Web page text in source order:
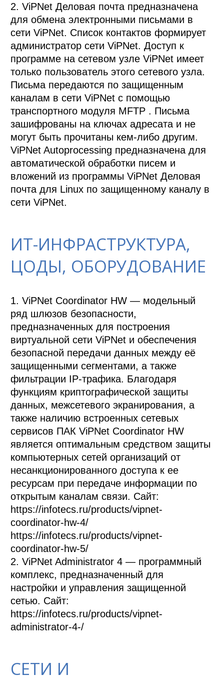
2. ViPNet Деловая почта предназначена
для обмена электронными письмами в
сети ViPNet. Список контактов формирует
администратор сети ViPNet. Доступ к
программе на сетевом узле ViPNet имеет
только пользователь этого сетевого узла.
Письма передаются по защищенным
каналам в сети ViPNet с помощью
транспортного модуля MFTP . Письма
зашифрованы на ключах адресата и не
могут быть прочитаны кем-либо другим.
ViPNet Autoprocessing предназначена для
автоматической обработки писем и
вложений из программы ViPNet Деловая
почта для Linux по защищенному каналу в
сети ViPNet.
ИТ-ИНФРАСТРУКТУРА,
ЦОДЫ, ОБОРУДОВАНИЕ
1. ViPNet Coordinator HW — модельный
ряд шлюзов безопасности,
предназначенных для построения
виртуальной сети ViPNet и обеспечения
безопасной передачи данных между её
защищенными сегментами, а также
фильтрации IP-трафика. Благодаря
функциям криптографической защиты
данных, межсетевого экранирования, а
также наличию встроенных сетевых
сервисов ПАК ViPNet Coordinator HW
является оптимальным средством защиты
компьютерных сетей организаций от
несанкционированного доступа к ее
ресурсам при передаче информации по
открытым каналам связи. Сайт:
https://infotecs.ru/products/vipnet-
coordinator-hw-4/
https://infotecs.ru/products/vipnet-
coordinator-hw-5/
2. ViPNet Administrator 4 — программный
комплекс, предназначенный для
настройки и управления защищенной
сетью. Сайт:
https://infotecs.ru/products/vipnet-
administrator-4-/
СЕТИ И